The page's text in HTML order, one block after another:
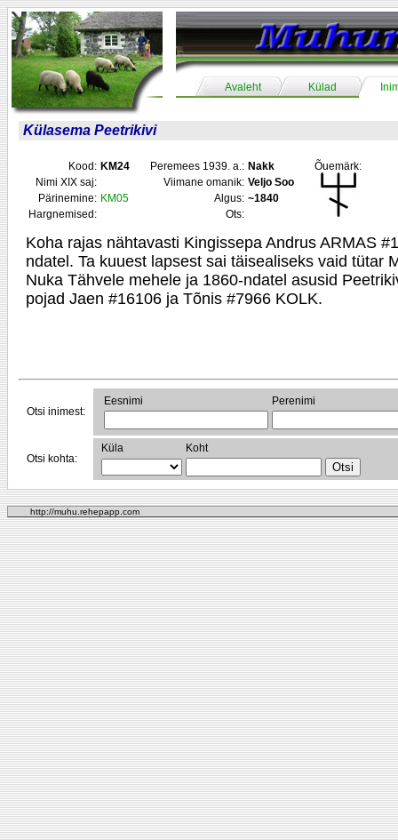
Avaleht Külad
Külasema Peetrikivi
Kood: KM24 Peremees 1939. a.: Nakk
Õuemärk:
Nimi XIX saj:
Viimane omanik: Veljo Soo
Pärinemine: KM05 Algus: ~1840
Hargnemised:
Ots:
Koha rajas nähtavasti Kingissepa Andrus ARMAS
ndatel. Ta kuuest lapsest sai täisealiseks vaid tütar
Nuka Tähvele mehele ja 1860-ndatel asusid
pojad Jaen #16106 ja Tõnis #7966 KOLK.
Otsi inimest:
Eesnimi Perenimi
Otsi kohta:
Küla Koht
http://muhu.rehepapp.com